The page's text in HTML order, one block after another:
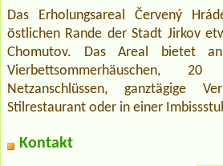
Das Erholungsareal Červený
östlichen Rande der Stadt Jirkov
Chomutov. Das Areal bietet
Netzanschlüssen, ganztägige
Stilrestaurant oder in einer
Kontakt